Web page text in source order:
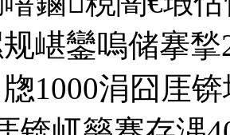
嵁鑾嗚储搴
1000涓囧厓